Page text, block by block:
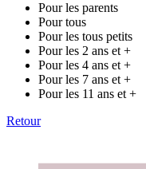
Pour les parents
Pour tous
Pour les tous petits
Pour les 2 ans et +
Pour les 4 ans et +
Pour les 7 ans et +
Pour les 11 ans et +
Retour